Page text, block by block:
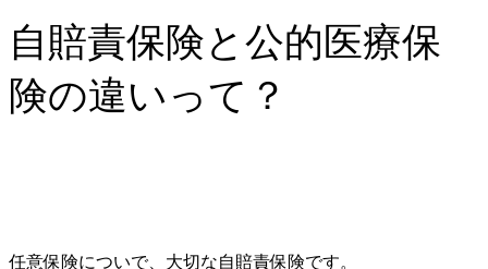
自賠責保険と公的医療保
険の違いって？
任意保険についで、大切な自賠責保険です。